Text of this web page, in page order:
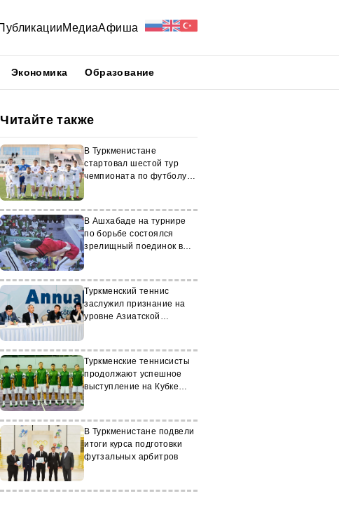
МедиаАфиша
Экономика Образование
Читайте также
В Туркменистане
стартовал шестой тур
чемпионата по футболу
В Ашхабаде на турнире
по борьбе состоялся
зрелищный поединок в
Туркменский теннис
заслужил признание на
уровне Азиатской
Туркменские теннисисты
продолжают успешное
выступление на Кубке
В Туркменистане подвели
итоги курса подготовки
футзальных арбитров